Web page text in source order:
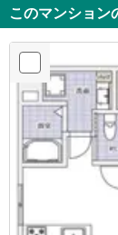
このマンション